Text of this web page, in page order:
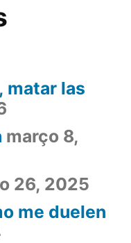
matar las
março 8,
26, 2025
me duelen